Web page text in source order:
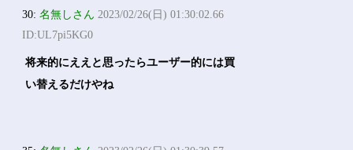
30:名無しさん 2023/02/26(日) 01:30:02.66
ID:UL7pi5KG0
将来的にええと思ったらユーザー的には買
い替えるだけやね